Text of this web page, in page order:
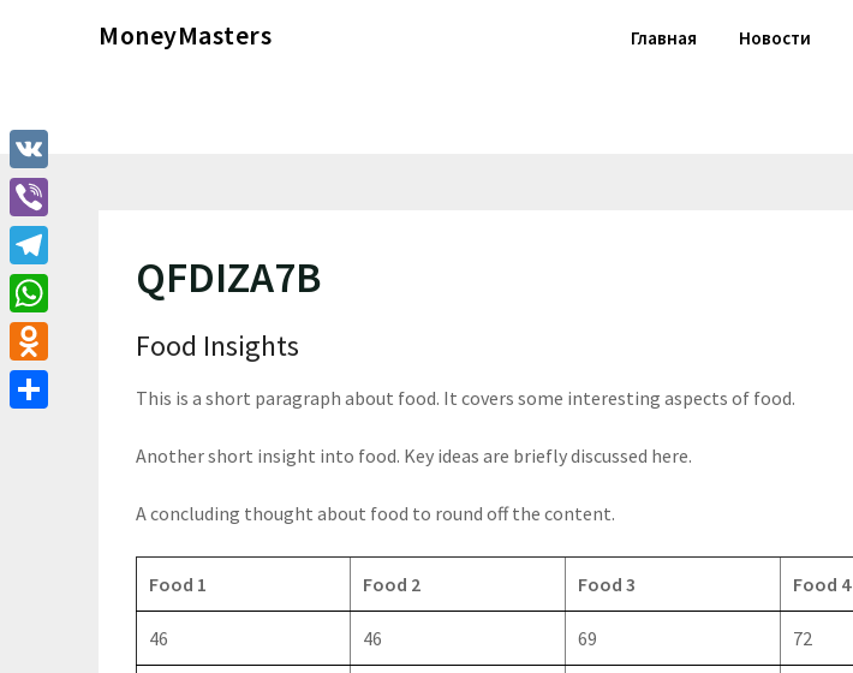
MoneyMasters Главная Новости
QFDIZA7B
Food Insights
This is a short paragraph about food. It covers some interesting aspects of food.
Another short insight into food. Key ideas are briefly discussed here.
A concluding thought about food to round off the content.
Food 1 Food 2 Food 3 Food 4
46 46 69 72
VK
Viber
Telegram
WhatsApp
Odnoklassniki